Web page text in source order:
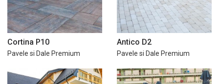
Cortina P10
Pavele si Dale Premium
Antico D2
Pavele si Dale Premium